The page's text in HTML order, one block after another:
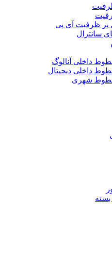
پر ظرفیت آی پی
سانترال
داخلی آنالوگ
داخلی دیجیتال
شهری